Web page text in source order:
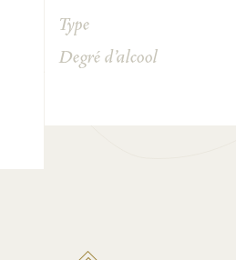
Type
Degré d’alcool